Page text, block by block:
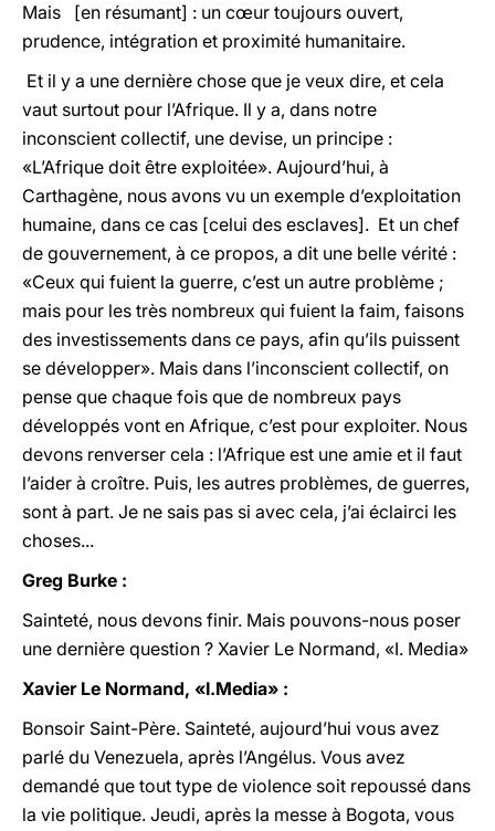
Mais [en résumant] : un cœur toujours ouvert,
prudence, intégration et proximité humanitaire.
Et il y a une dernière chose que je veux dire, et cela
vaut surtout pour l’Afrique. Il y a, dans notre
inconscient collectif, une devise, un principe :
«L’Afrique doit être exploitée». Aujourd’hui, à
Carthagène, nous avons vu un exemple d’exploitation
humaine, dans ce cas [celui des esclaves]. Et un chef
de gouvernement, à ce propos, a dit une belle vérité :
«Ceux qui fuient la guerre, c’est un autre problème ;
mais pour les très nombreux qui fuient la faim, faisons
des investissements dans ce pays, afin qu’ils puissent
se développer». Mais dans l’inconscient collectif, on
pense que chaque fois que de nombreux pays
développés vont en Afrique, c’est pour exploiter. Nous
devons renverser cela : l’Afrique est une amie et il faut
l’aider à croître. Puis, les autres problèmes, de guerres,
sont à part. Je ne sais pas si avec cela, j’ai éclairci les
choses...
Greg Burke :
Sainteté, nous devons finir. Mais pouvons-nous poser
une dernière question ? Xavier Le Normand, «I. Media»
Xavier Le Normand, «I.Media» :
Bonsoir Saint-Père. Sainteté, aujourd’hui vous avez
parlé du Venezuela, après l’Angélus. Vous avez
demandé que tout type de violence soit repoussé dans
la vie politique. Jeudi, après la messe à Bogota, vous